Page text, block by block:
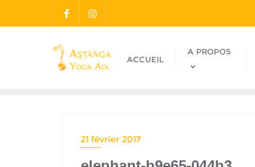
ACCUEIL
A PROPOS
21 février 2017